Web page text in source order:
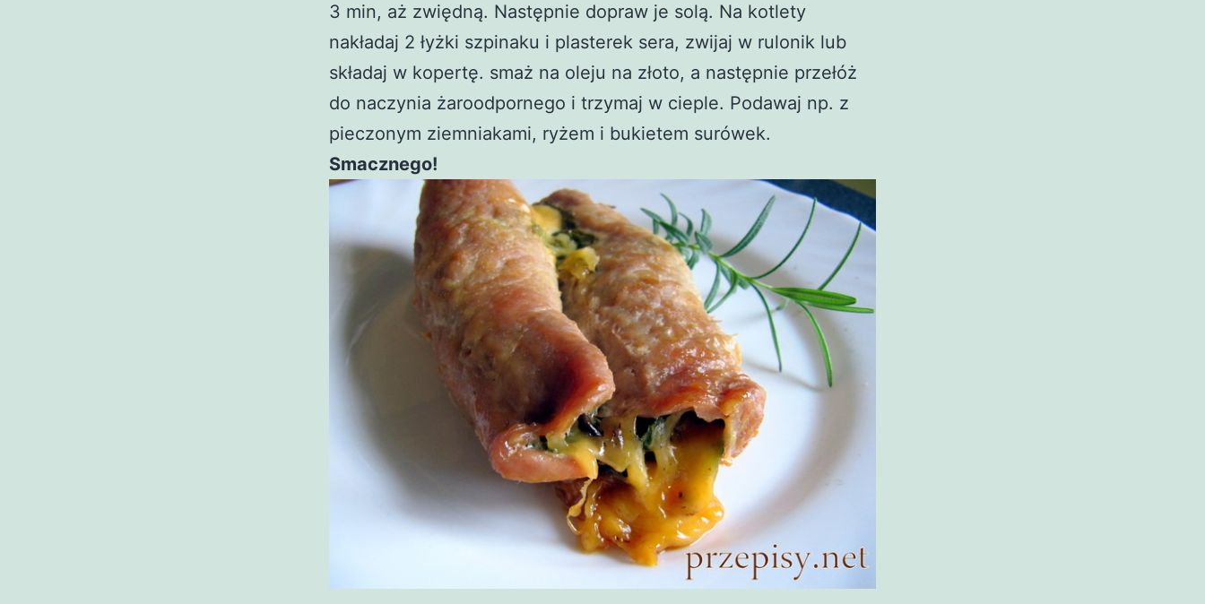
3 min, aż zwiędną. Następnie dopraw je solą. Na kotlety
nakładaj 2 łyżki szpinaku i plasterek sera, zwijaj w rulonik lub
składaj w kopertę. smaż na oleju na złoto, a następnie przełóż
do naczynia żaroodpornego i trzymaj w cieple. Podawaj np. z
pieczonym ziemniakami, ryżem i bukietem surówek.
Smacznego!